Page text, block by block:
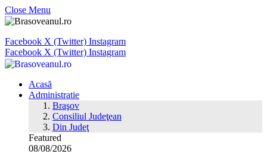
Close Menu
Facebook X (Twitter) Instagram
Facebook X (Twitter) Instagram
Acasă
Administratie
Braşov
Consiliul Judeţean
Din Judeţ
Featured
08/08/2026